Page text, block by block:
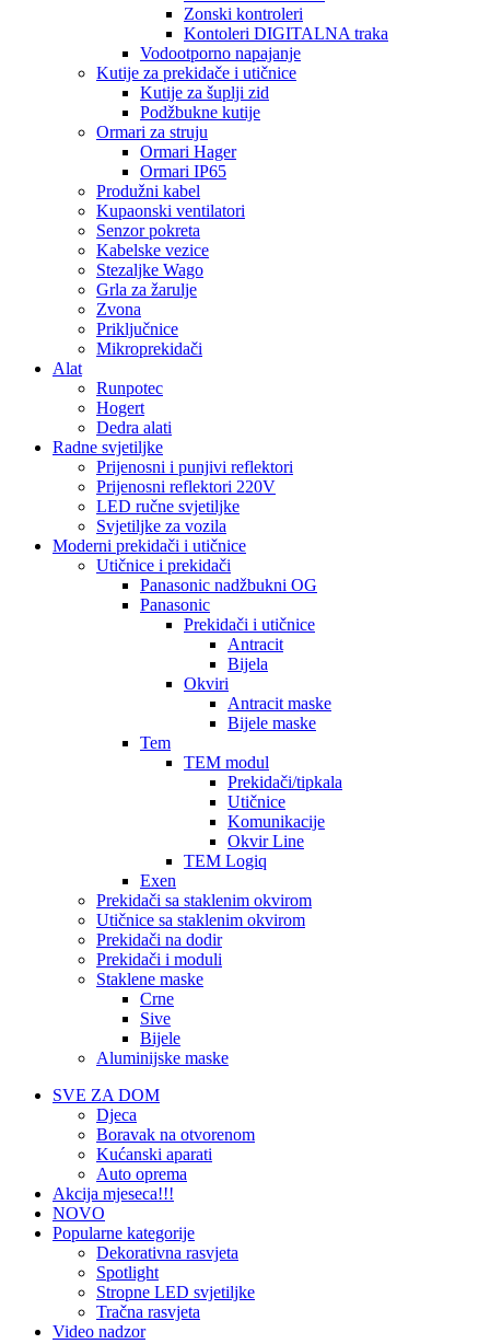
Zonski kontroleri
Kontoleri DIGITALNA traka
Vodootporno napajanje
Kutije za prekidače i utičnice
Kutije za šuplji zid
Podžbukne kutije
Ormari za struju
Ormari Hager
Ormari IP65
Produžni kabel
Kupaonski ventilatori
Senzor pokreta
Kabelske vezice
Stezaljke Wago
Grla za žarulje
Zvona
Priključnice
Mikroprekidači
Alat
Runpotec
Hogert
Dedra alati
Radne svjetiljke
Prijenosni i punjivi reflektori
Prijenosni reflektori 220V
LED ručne svjetiljke
Svjetiljke za vozila
Moderni prekidači i utičnice
Utičnice i prekidači
Panasonic nadžbukni OG
Panasonic
Prekidači i utičnice
Antracit
Bijela
Okviri
Antracit maske
Bijele maske
Tem
TEM modul
Prekidači/tipkala
Utičnice
Komunikacije
Okvir Line
TEM Logiq
Exen
Prekidači sa staklenim okvirom
Utičnice sa staklenim okvirom
Prekidači na dodir
Prekidači i moduli
Staklene maske
Crne
Sive
Bijele
Aluminijske maske
SVE ZA DOM
Djeca
Boravak na otvorenom
Kućanski aparati
Auto oprema
Akcija mjeseca!!!
NOVO
Popularne kategorije
Dekorativna rasvjeta
Spotlight
Stropne LED svjetiljke
Tračna rasvjeta
Video nadzor